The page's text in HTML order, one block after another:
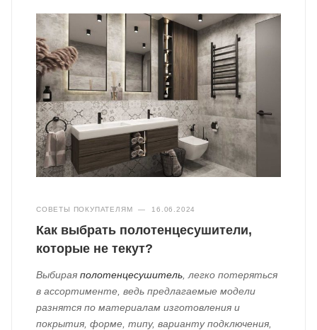
СОВЕТЫ ПОКУПАТЕЛЯМ — 16.06.2024
Как выбрать полотенцесушители,
которые не текут?
Выбираяполотенцесушитель , легко потеряться
в ассортименте, ведь предлагаемые модели
разнятся по материалам изготовления и
покрытия, форме, типу, варианту подключения,